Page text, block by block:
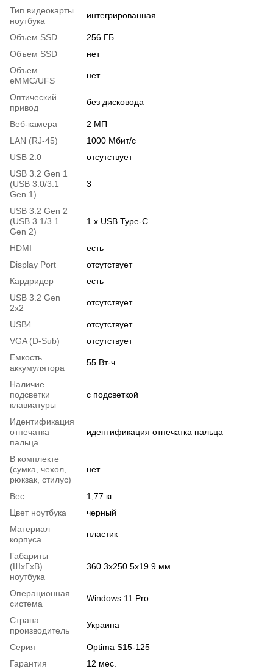
Тип видеокарты
ноутбука
интегрированная
Объем SSD
256 ГБ
Объем SSD
нет
Объем
eMMC/UFS
нет
Оптический
привод
без дисковода
Веб-камера
2 МП
LAN (RJ-45)
1000 Мбит/с
USB 2.0
отсутствует
USB 3.2 Gen 1
(USB 3.0/3.1
Gen 1)
3
USB 3.2 Gen 2
(USB 3.1/3.1
Gen 2)
1 х USB Type-C
HDMI
есть
Display Port
отсутствует
Кардридер
есть
USB 3.2 Gen
2x2
отсутствует
USB4
отсутствует
VGA (D-Sub)
отсутствует
Емкость
аккумулятора
55 Вт-ч
Наличие
подсветки
клавиатуры
с подсветкой
Идентификация
отпечатка
пальца
идентификация отпечатка пальца
В комплекте
(сумка, чехол,
рюкзак, стилус)
нет
Вес
1,77 кг
Цвет ноутбука
черный
Материал
корпуса
пластик
Габариты
(ШхГхВ)
ноутбука
360.3х250.5х19.9 мм
Операционная
система
Windows 11 Pro
Страна
производитель
Украина
Серия
Optima S15-125
Гарантия
12 мес.